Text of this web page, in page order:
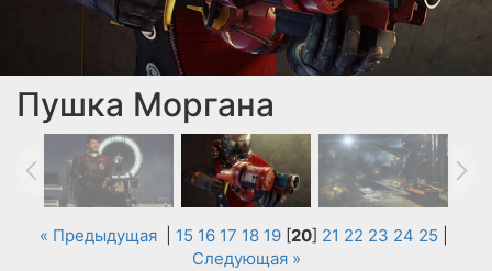
Пушка Моргана
« Предыдущая 15 16 17 18 19 [20] 21 22 23 24 25
Следующая »